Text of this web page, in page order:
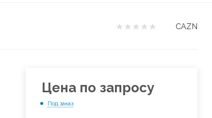
CAZN
Цена по запросу
Под заказ